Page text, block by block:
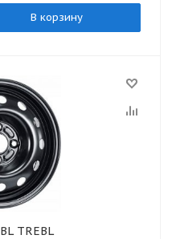
В корзину
15 5X112 6.0 ET31 66.6 8515 BL TREBL